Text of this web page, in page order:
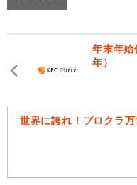
年末年
年）
世界に誇れ！プロクラ